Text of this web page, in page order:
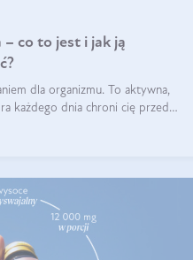
co to jest i jak ją
dla organizmu. To aktywna,
każdego dnia chroni cię przed
kluczowych elementów jest